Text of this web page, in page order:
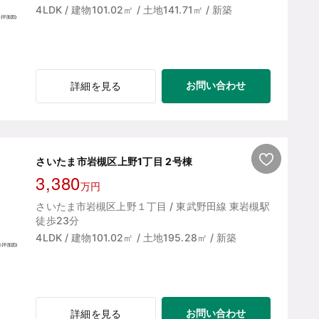
4LDK / 建物101.02㎡ / 土地141.71㎡ / 新築
詳細を見る お問い合わせ
さいたま市岩槻区上野1丁目 2号棟
3,380万円
さいたま市岩槻区上野１丁目 / 東武野田線 東岩槻駅
徒歩23分
4LDK / 建物101.02㎡ / 土地195.28㎡ / 新築
詳細を見る お問い合わせ